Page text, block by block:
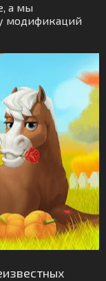
а мы
модификаций